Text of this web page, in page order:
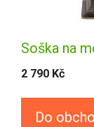
Soška na
2 790 Kč
Do